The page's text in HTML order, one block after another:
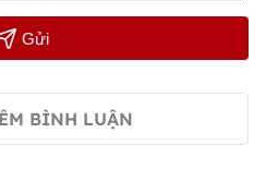
Gửi
BÌNH LUẬN